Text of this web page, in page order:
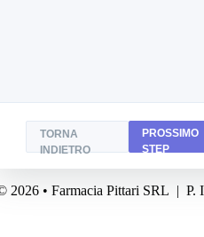
TORNA
INDIETRO
PROSSIMO
STEP
2026 • Farmacia Pittari SRL | P.